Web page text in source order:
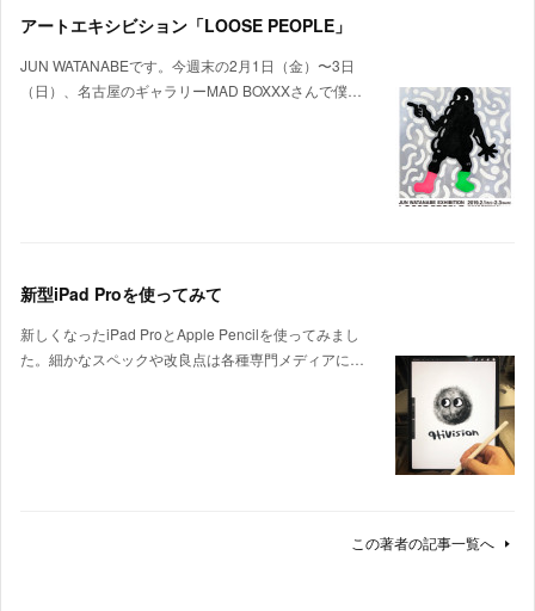
アートエキシビション「LOOSE PEOPLE」
JUN WATANABEです。今週末の2月1日（金）〜3日
（日）、名古屋のギャラリーMAD BOXXXさんで僕…
新型iPad Proを使ってみて
新しくなったiPad ProとApple Pencilを使ってみまし
た。細かなスペックや改良点は各種専門メディアに…
この著者の記事一覧へ